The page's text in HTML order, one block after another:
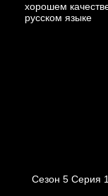
Сезон 5 Серия 1